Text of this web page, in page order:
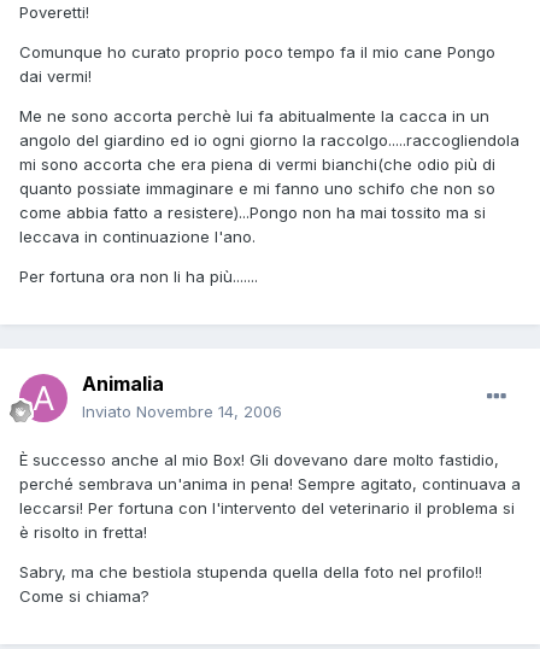
Poveretti!
Comunque ho curato proprio poco tempo fa il mio cane Pongo
dai vermi!
Me ne sono accorta perchè lui fa abitualmente la cacca in un
angolo del giardino ed io ogni giorno la raccolgo.....raccogliendola
mi sono accorta che era piena di vermi bianchi(che odio più di
quanto possiate immaginare e mi fanno uno schifo che non so
come abbia fatto a resistere)...Pongo non ha mai tossito ma si
leccava in continuazione l'ano.
Per fortuna ora non li ha più.......
Animalia
Inviato Novembre 14, 2006
È successo anche al mio Box! Gli dovevano dare molto fastidio,
perché sembrava un'anima in pena! Sempre agitato, continuava a
leccarsi! Per fortuna con l'intervento del veterinario il problema si
è risolto in fretta!
Sabry, ma che bestiola stupenda quella della foto nel profilo!!
Come si chiama?